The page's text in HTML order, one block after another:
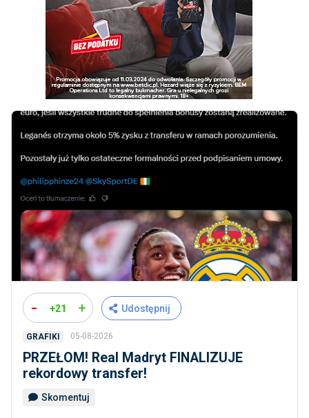
- +21 + Udostępnij
GRAFIKI 05-08-2026
PRZEŁOM! Real Madryt FINALIZUJE
rekordowy transfer!
Skomentuj